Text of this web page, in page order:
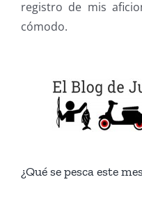
registro de mis
cómodo.
¿Qué se pesca este